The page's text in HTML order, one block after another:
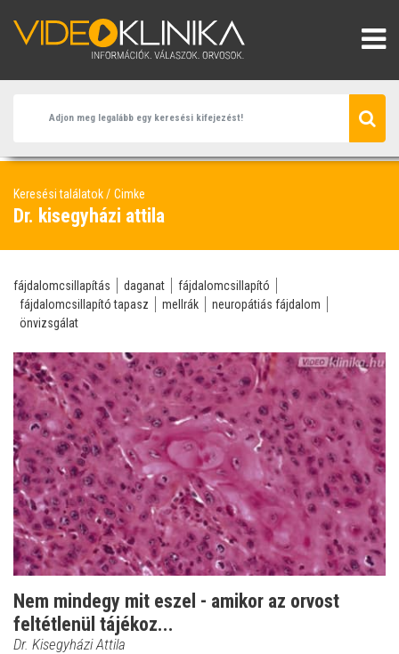
Keresési találatok Cimke
Dr. kisegyházi attila
fájdalomcsillapítás daganat
fájdalomcsillapító
fájdalomcsillapító tapasz
mellrák
neuropátiás fájdalom
önvizsgálat
Nem mindegy mit eszel - amikor az orvost
feltétlenül tájékoz...
Dr. Kisegyházi Attila